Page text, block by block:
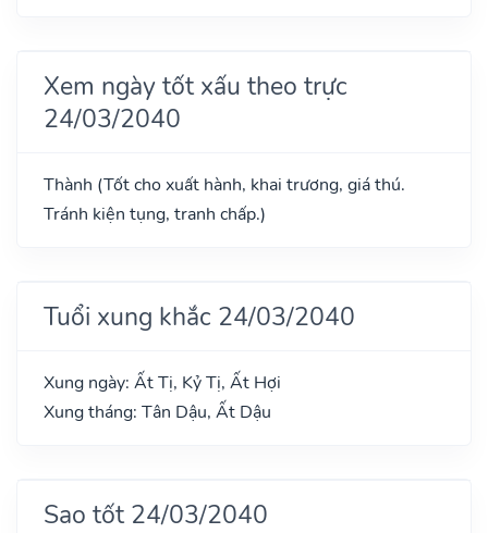
Xem ngày tốt xấu theo trực
24/03/2040
Thành (Tốt cho xuất hành, khai trương, giá thú.
Tránh kiện tụng, tranh chấp.)
Tuổi xung khắc 24/03/2040
Xung ngày: Ất Tị, Kỷ Tị, Ất Hợi
Xung tháng: Tân Dậu, Ất Dậu
Sao tốt 24/03/2040